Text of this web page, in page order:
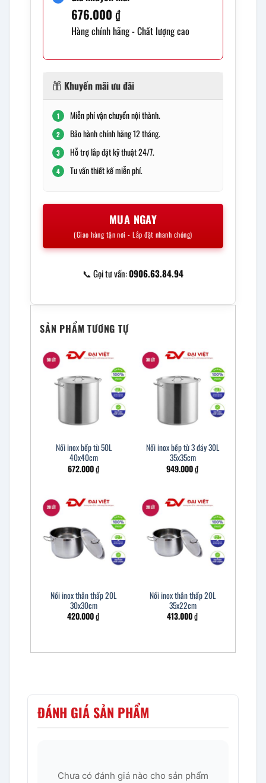
676.000 ₫
Hàng chính hãng - Chất lượng cao
Khuyến mãi ưu đãi
1 Miễn phí vận chuyển nội thành.
2 Bảo hành chính hãng 12 tháng.
3 Hỗ trợ lắp đặt kỹ thuật 24/7.
4 Tư vấn thiết kế miễn phí.
MUA NGAY
(Giao hàng tận nơi - Lắp đặt nhanh chóng)
📞 Gọi tư vấn:0906.63.84.94
SẢN PHẨM TƯƠNG TỰ
Nồi inox bếp từ 50L
40x40cm
672.000₫
Nồi inox bếp từ 3 đáy 30L
35x35cm
949.000₫
Nồi inox thân thấp 20L
30x30cm
420.000₫
Nồi inox thân thấp 20L
35x22cm
413.000₫
ĐÁNH GIÁ SẢN PHẨM
Chưa có đánh giá nào cho sản phẩm